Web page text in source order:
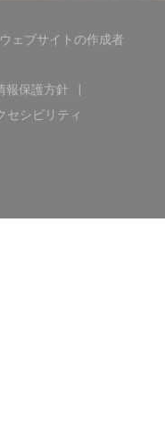
ェブサイトの作成者
しいウィンドウで開きます))
ます))
ドウで開きます))
報保護方針
((新しいウィンドウで開
ウで開きます))
セシビリティ
((新しいウィンドウで